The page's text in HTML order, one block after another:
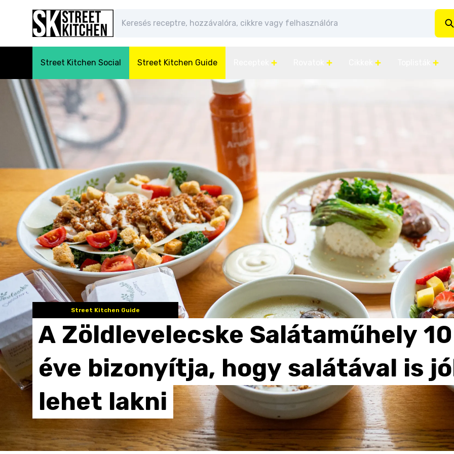
Street Kitchen Social Street Kitchen Guide
Street Kitchen Guide
A Zöldlevelecske Salátaműhely 10
éve bizonyítja, hogy salátával is
lehet lakni